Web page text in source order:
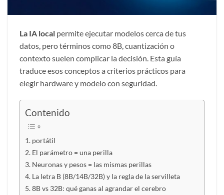
La IA local permite ejecutar modelos cerca de tus
datos, pero términos como 8B, cuantización o
contexto suelen complicar la decisión. Esta guía
traduce esos conceptos a criterios prácticos para
elegir hardware y modelo con seguridad.
Contenido
portátil
El parámetro = una perilla
Neuronas y pesos = las mismas perillas
La letra B (8B/14B/32B) y la regla de la servilleta
8B vs 32B: qué ganas al agrandar el cerebro